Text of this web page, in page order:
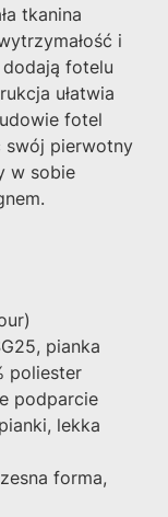
tkanina
i
fotelu
ułatwia
fotel
swój pierwotny
w sobie
pianka
poliester
podparcie
lekka
forma,